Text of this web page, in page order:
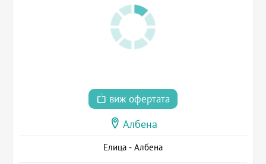
виж офертата
Албена
Елица - Албена